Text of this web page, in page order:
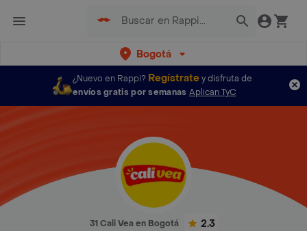
Bogotá
¿Nuevo en Rappi? Regístratey disfruta de
envíos gratis por semanas Aplican TyC
31 Cali Vea en Bogotá 2.3